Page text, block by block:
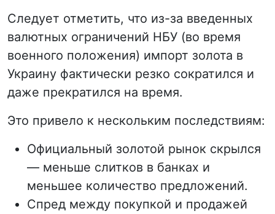
Следует отметить, что из-за введенных
валютных ограничений НБУ (во время
военного положения) импорт золота в
Украину фактически резко сократился и
даже прекратился на время.
Это привело к нескольким последствиям:
Официальный золотой рынок скрылся
— меньше слитков в банках и
меньшее количество предложений.
Спред между покупкой и продажей